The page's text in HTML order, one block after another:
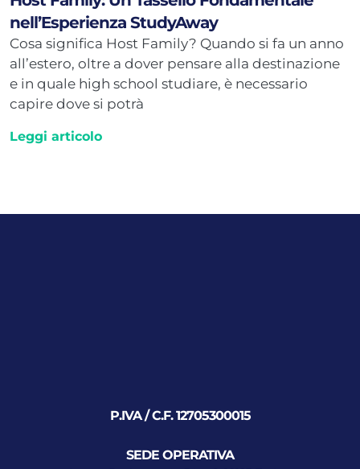
nell’Esperienza StudyAway
Cosa significa Host Family? Quando si fa un anno
all’estero, oltre a dover pensare alla destinazione
e in quale high school studiare, è necessario
capire dove si potrà
Leggi articolo
P.IVA / C.F. 12705300015
SEDE OPERATIVA